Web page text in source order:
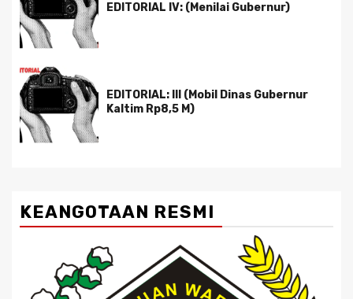
EDITORIAL IV: (Menilai Gubernur)
EDITORIAL: III (Mobil Dinas Gubernur
Kaltim Rp8,5 M)
KEANGOTAAN RESMI